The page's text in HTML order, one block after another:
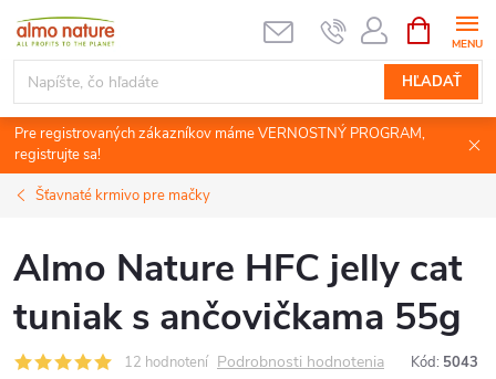
Prejsť
obsah
HĽADAŤ
KOŠÍK
Pre registrovaných zákazníkov máme VERNOSTNÝ PROGRAM,
registrujte sa!
Šťavnaté krmivo pre mačky
Almo Nature HFC jelly cat
tuniak s ančovičkama 55g
12 hodnotení Podrobnosti hodnotenia Kód: 5043